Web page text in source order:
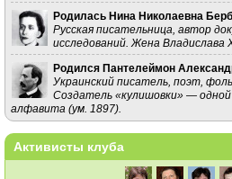
Родилась Нина Николаевна
Русская писательница, автор
исследований. Жена Владислава
Родился Пантелеймон
Украинский писатель, поэт,
Создатель «кулишовки» — одной
алфавита (ум. 1897).
Активисты клуба